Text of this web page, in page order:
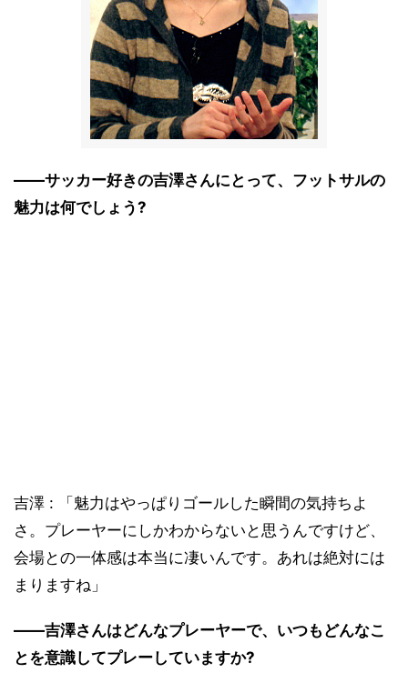
――サッカー好きの吉澤さんにとって、フットサルの
魅力は何でしょう?
吉澤 : 「魅力はやっぱりゴールした瞬間の気持ちよ
さ。プレーヤーにしかわからないと思うんですけど、
会場との一体感は本当に凄いんです。あれは絶対には
まりますね」
――吉澤さんはどんなプレーヤーで、いつもどんなこ
とを意識してプレーしていますか?